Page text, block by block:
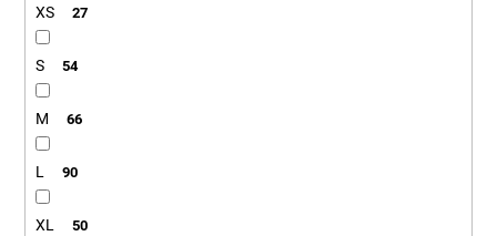
XS 27
S 54
M 66
L 90
XL 50